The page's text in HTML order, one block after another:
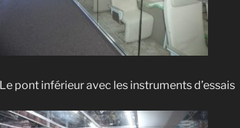
Le pont inférieur avec les instruments d’essais